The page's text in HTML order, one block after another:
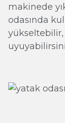
makinede
odasında